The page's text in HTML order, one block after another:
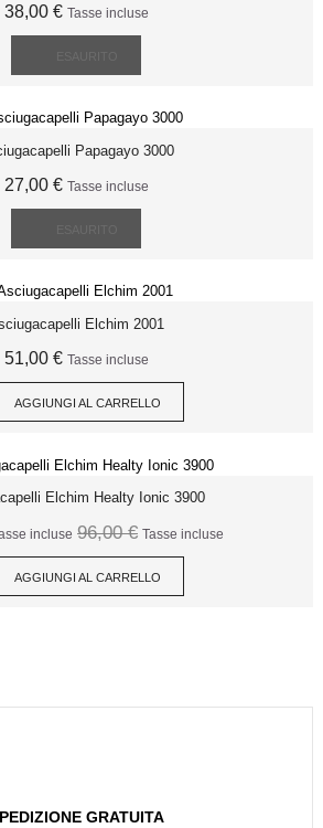
38,00 € Tasse incluse
Papagayo 3000
27,00 € Tasse incluse
Elchim 2001
51,00 € Tasse incluse
AGGIUNGI AL CARRELLO
Elchim Healty Ionic 3900
incluse 96,00 € Tasse incluse
AGGIUNGI AL CARRELLO
GRATUITA